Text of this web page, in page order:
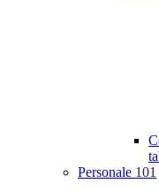
Personale 101